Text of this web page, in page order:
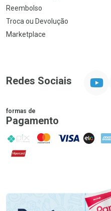
Reembolso
Troca ou Devolução
Marketplace
Redes Sociais
formas de
Pagamento
PIX MasterCard
VISA ELO
Hipercard
Promoção em